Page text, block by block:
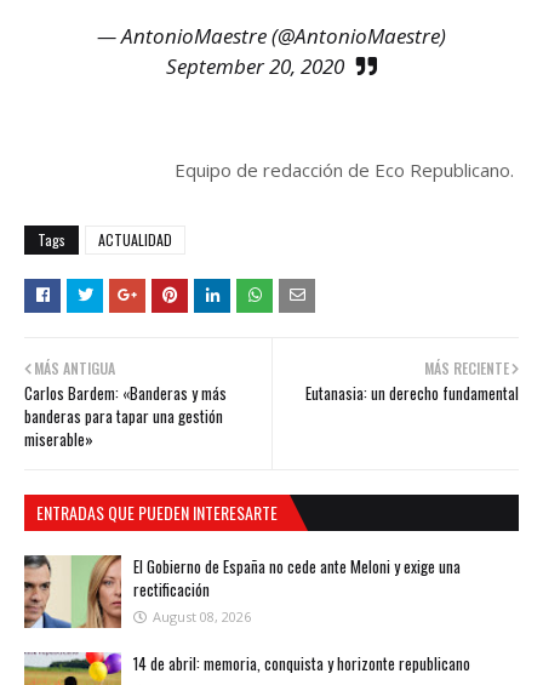
— AntonioMaestre (@AntonioMaestre)
September 20, 2020
Equipo de redacción de Eco Republicano.
Tags ACTUALIDAD
MÁS RECIENTE
Eutanasia: un derecho fundamental
MÁS ANTIGUA
Carlos Bardem: «Banderas y más
banderas para tapar una gestión
miserable»
ENTRADAS QUE PUEDEN INTERESARTE
El Gobierno de España no cede ante Meloni y exige una
rectificación
August 08, 2026
14 de abril: memoria, conquista y horizonte republicano